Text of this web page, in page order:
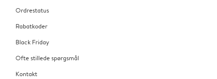
Ordrestatus
Rabatkoder
Black Friday
Ofte stillede spørgsmål
Kontakt